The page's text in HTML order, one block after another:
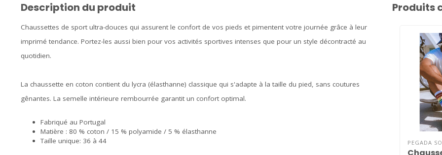
Description du produit
Chaussettes de sport ultra-douces qui assurent le confort de vos pieds et pimentent votre journée grâce à leur
imprimé tendance. Portez-les aussi bien pour vos activités sportives intenses que pour un style décontracté au
quotidien.
La chaussette en coton contient du lycra (élasthanne) classique qui s'adapte à la taille du pied, sans coutures
gênantes. La semelle intérieure rembourrée garantit un confort optimal.
Fabriqué au Portugal
Matière : 80 % coton / 15 % polyamide / 5 % élasthanne
Taille unique: 36 à 44
Produits
PEGADA